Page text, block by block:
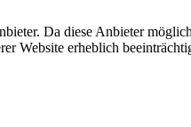
Da diese Anbieter
Website erheblich